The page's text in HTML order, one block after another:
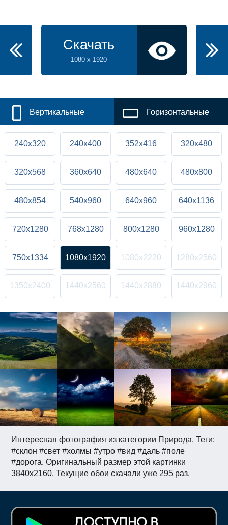
Интересная фотография из категории Природа. Теги:
#склон #свет #холмы #утро #вид #даль #поле
#дорога. Оригинальный размер этой картинки
3840x2160. Текущие обои скачали уже 295 раз.
Скачать
1080 x 1920
Вертикальные Горизонтальные
240x320 240x400 352x416 320x480
320x568 360x640 480x640 480x800
480x854 540x960 640x960 640x1136
720x1280 768x1280 800x1280 960x1280
750x1334 1080x1920 1080x2220 1280x2560
1350x2400 1440x2560 1440x2880 1440x2960